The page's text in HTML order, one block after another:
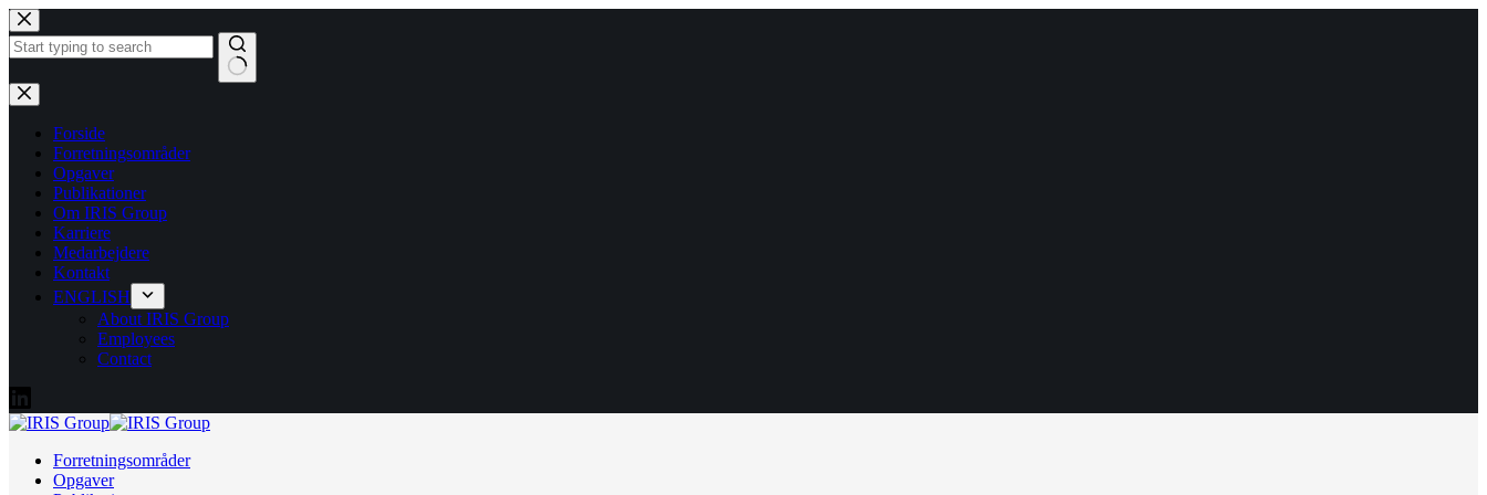
Fortsæt
til
indhold
Ingen
resultater
Forside
Forretningsområder
Opgaver
Publikationer
Om IRIS Group
Karriere
Medarbejdere
Kontakt
ENGLISH
About IRIS Group
Employees
Contact
Forretningsområder
Opgaver